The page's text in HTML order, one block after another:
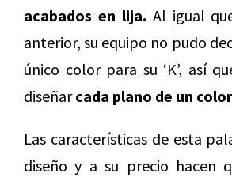
acabados en lija. Al igual
anterior, su equipo no pudo
único color para su ‘K’, así
diseñarcada plano de un
Las características de esta
diseño y a su precio hacen